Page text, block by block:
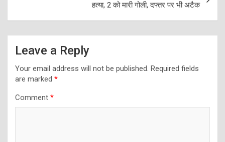
हत्या, 2 को मारी गोली, दफ्तर पर भी अटैक
Leave a Reply
Your email address will not be published. Required fields
are marked *
Comment *